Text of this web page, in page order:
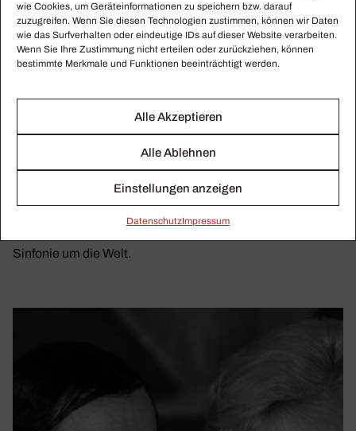
wie Cookies, um Geräteinformationen zu speichern bzw. darauf
zuzugreifen. Wenn Sie diesen Technologien zustimmen, können wir Daten
wie das Surfverhalten oder eindeutige IDs auf dieser Website verarbeiten.
Wenn Sie Ihre Zustimmung nicht erteilen oder zurückziehen, können
bestimmte Merkmale und Funktionen beeinträchtigt werden.
Alle Akzeptieren
Alle Ablehnen
Einstellungen anzeigen
Daten­schutzImpressum
CHRISTIAN BERGER
Geheim­nis­volle Energie
Sinfonie um die Welt.